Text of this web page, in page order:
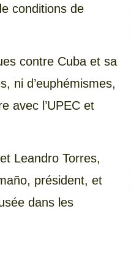
conditions de
contre Cuba et sa
ni d’euphémismes,
avec l’UPEC et
Leandro Torres,
président, et
dans les